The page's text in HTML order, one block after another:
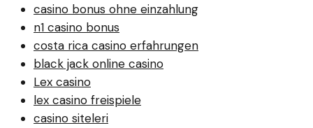
casino bonus ohne einzahlung
n1 casino bonus
costa rica casino erfahrungen
black jack online casino
Lex casino
lex casino freispiele
casino siteleri